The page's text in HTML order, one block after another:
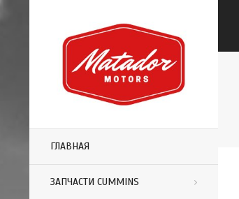
ГЛАВНАЯ
ЗАПЧАСТИ CUMMINS